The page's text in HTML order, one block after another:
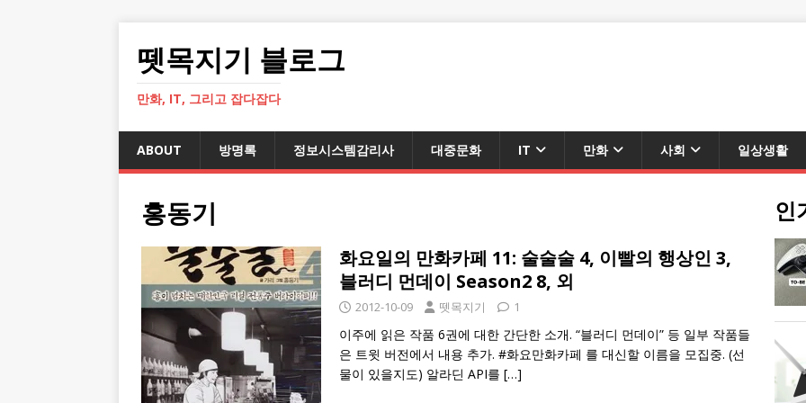
뗏목지기 블로그
만화, IT, 그리고 잡다잡다
ABOUT 방명록 정보시스템감리사 대중문화 IT 만화 사회 일상생활
홍동기
화요일의 만화카페 11: 술술술 4, 이빨의 행상인 3,
블러디 먼데이 Season2 8, 외
2012-10-09 뗏목지기 1
이주에 읽은 작품 6권에 대한 간단한 소개. “블러디 먼데이” 등 일부 작품들
은 트윗 버전에서 내용 추가. #화요만화카페 를 대신할 이름을 모집중. (선
물이 있을지도) 알라딘 API를 […]
인